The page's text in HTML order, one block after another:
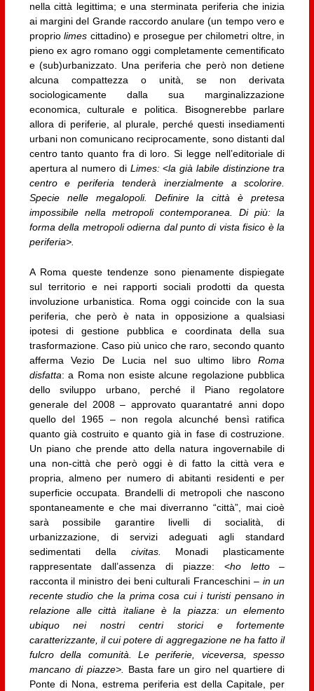
nella città legittima; e una sterminata periferia che inizia
ai margini del Grande raccordo anulare (un tempo vero e
propriolimes cittadino) e prosegue per chilometri oltre, in
pieno ex agro romano oggi completamente cementificato
e (sub)urbanizzato. Una periferia che però non detiene
alcuna compattezza o unità, se non derivata
sociologicamente dalla sua marginalizzazione
economica, culturale e politica. Bisognerebbe parlare
allora di periferie, al plurale, perché questi insediamenti
urbani non comunicano reciprocamente, sono distanti dal
centro tanto quanto fra di loro. Si legge nell’editoriale di
apertura al numero di Limes:<la già labile distinzione tra
centro e periferia tenderà inerzialmente a scolorire.
Specie nelle megalopoli. Definire la città è pretesa
impossibile nella metropoli contemporanea. Di più: la
forma della metropoli odierna dal punto di vista fisico è la
periferia>.
A Roma queste tendenze sono pienamente dispiegate
sul territorio e nei rapporti sociali prodotti da questa
involuzione urbanistica. Roma oggi coincide con la sua
periferia, che però è nata in opposizione a qualsiasi
ipotesi di gestione pubblica e coordinata della sua
trasformazione. Caso più unico che raro, secondo quanto
afferma Vezio De Lucia nel suo ultimo libroRoma
disfatta: a Roma non esiste alcune regolazione pubblica
dello sviluppo urbano, perché il Piano regolatore
generale del 2008 – approvato quarantatré anni dopo
quello del 1965 – non regola alcunché bensì ratifica
quanto già costruito e quanto già in fase di costruzione.
Un piano che prende atto della natura ingovernabile di
una non-città che però oggi è di fatto la città vera e
propria, almeno per numero di abitanti residenti e per
superficie occupata. Brandelli di metropoli che nascono
spontaneamente e che mai diverranno “città”, mai cioè
sarà possibile garantire livelli di socialità, di
urbanizzazione, di servizi adeguati agli standard
sedimentati della civitas. Monadi plasticamente
rappresentate dall’assenza di piazze: <ho letto –
racconta il ministro dei beni culturali Franceschini – in un
recente studio che la prima cosa cui i turisti pensano in
relazione alle città italiane è la piazza: un elemento
ubiquo nei nostri centri storici e fortemente
caratterizzante, il cui potere di aggregazione ne ha fatto il
fulcro della comunità. Le periferie, viceversa, spesso
mancano di piazze>. Basta fare un giro nel quartiere di
Ponte di Nona, estrema periferia est della Capitale, per